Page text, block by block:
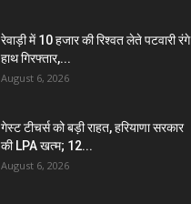
रेवाड़ी में 10 हजार की रिश्वत लेते पटवारी रंगे
हाथ गिरफ्तार,...
August 6, 2026
गेस्ट टीचर्स को बड़ी राहत, हरियाणा सरकार
की LPA खत्म; 12...
August 6, 2026